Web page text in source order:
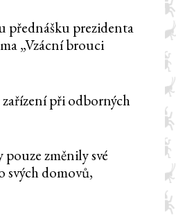
přednášku prezidenta
„Vzácní brouci
při odborných
změnily své
svých domovů,